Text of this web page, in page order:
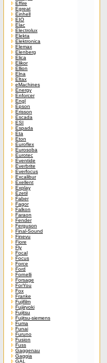
Effire
Egreat
Einhell
EIO
Elac
Electrolux
Elekta
Elektronica
Elemax
Elenberg
Elica
Elikor
Ellion
Elna
Eltax
eMachines
Energy
Enforcer
Engl
Epson
Erisson
Escada
ESI
Espada
Eta
Eton
Euroflex
Eurosoba
Eurotec
Eventide
Everbrite
Everfocus
Excalibur
Exellent
Explay
Ezetil
Faber
Fagor
Falkon
Faraon
Fender
Ferguson
Final-Sound
Finevu
Fiore
Fly
Focal
Focus
Force
Ford
Fornelli
Forsage
ForYou
Fox
Franke
Fujifilm
Fujiiryoki
Fujitsu
Fujitsu-siemens
Fuma
Funai
Furuno
Fusion
Fuss
Gaggenau
Gaggia
GAL